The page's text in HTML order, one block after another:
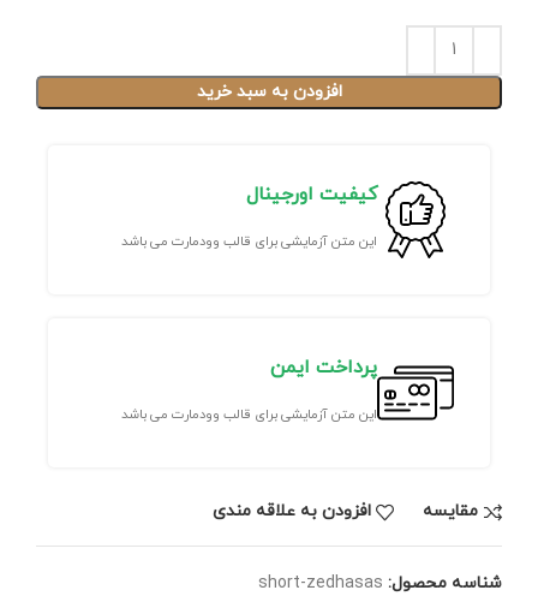
افزودن به سبد خرید
کیفیت اورجینال
این متن آزمایشی برای قالب وودمارت می باشد
پرداخت ایمن
این متن آزمایشی برای قالب وودمارت می باشد
مقايسه افزودن به علاقه مندی
شناسه محصول: short-zedhasas